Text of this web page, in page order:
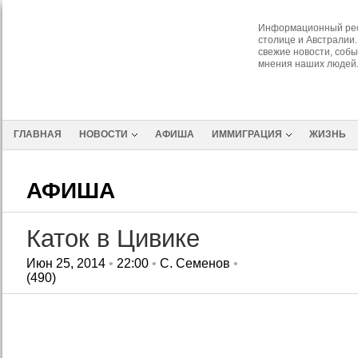
Информационный
столице и
свежие новости,
мнения наших людей.
ГЛАВНАЯ НОВОСТИ АФИША ИММИГРАЦИЯ ЖИЗНЬ
АФИША
Каток в Цивике
Июн 25, 2014• 22:00• С. Семенов •
(490)